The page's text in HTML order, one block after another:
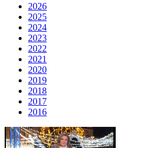
2026
2025
2024
2023
2022
2021
2020
2019
2018
2017
2016